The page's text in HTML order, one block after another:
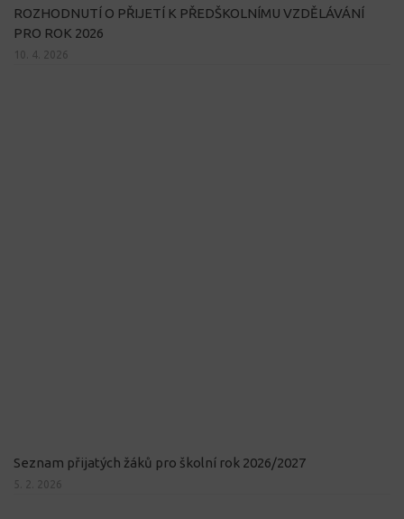
ROZHODNUTÍ O PŘIJETÍ K PŘEDŠKOLNÍMU VZDĚLÁVÁNÍ
PRO ROK 2026
10. 4. 2026
Seznam přijatých žáků pro školní rok 2026/2027
5. 2. 2026